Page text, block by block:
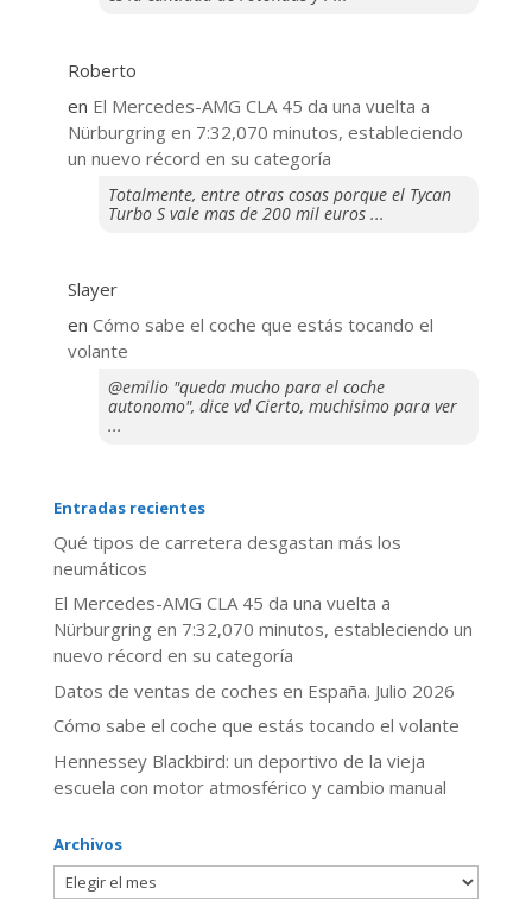
Roberto
en El Mercedes-AMG CLA 45 da una vuelta a
Nürburgring en 7:32,070 minutos, estableciendo
un nuevo récord en su categoría
Totalmente, entre otras cosas porque el Tycan
Turbo S vale mas de 200 mil euros ...
Slayer
en ​Cómo sabe el coche que estás tocando el
volante
@emilio "queda mucho para el coche
autonomo", dice vd Cierto, muchisimo para ver
...
Entradas recientes
Qué tipos de carretera desgastan más los
neumáticos
El Mercedes-AMG CLA 45 da una vuelta a
Nürburgring en 7:32,070 minutos, estableciendo un
nuevo récord en su categoría
Datos de ventas de coches en España. Julio 2026
​Cómo sabe el coche que estás tocando el volante
Hennessey Blackbird: un deportivo de la vieja
escuela con motor atmosférico y cambio manual
Archivos